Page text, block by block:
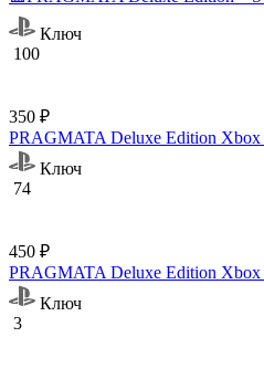
Ключ
100
350 ₽
PRAGMATA Deluxe Edition Xbox
Ключ
74
450 ₽
PRAGMATA Deluxe Edition Xbox
Ключ
3